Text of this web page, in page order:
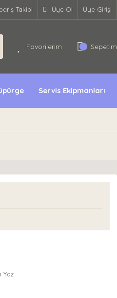
Takibi Üye Ol Üye Girişi
Favorilerim Sepetim
Servis Ekipmanları
Yaz